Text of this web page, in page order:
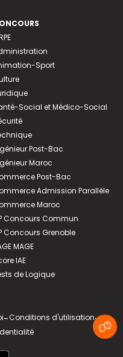
Sport
Social et Médico-Social
Post-Bac
Maroc
Post-Bac
Admission Parallèle
Maroc
Concours Commun
Concours Grenoble
MAGE
IAE
de Logique
-Conditions d'utilisation-